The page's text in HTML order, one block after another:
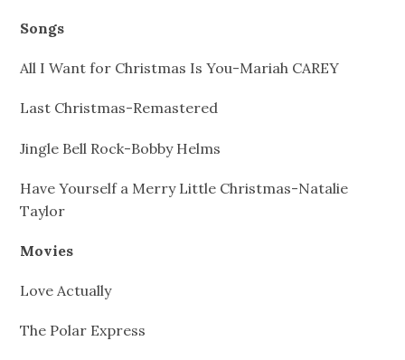
Songs
All I Want for Christmas Is You-Mariah CAREY
Last Christmas-Remastered
Jingle Bell Rock-Bobby Helms
Have Yourself a Merry Little Christmas-Natalie
Taylor
Movies
Love Actually
The Polar Express